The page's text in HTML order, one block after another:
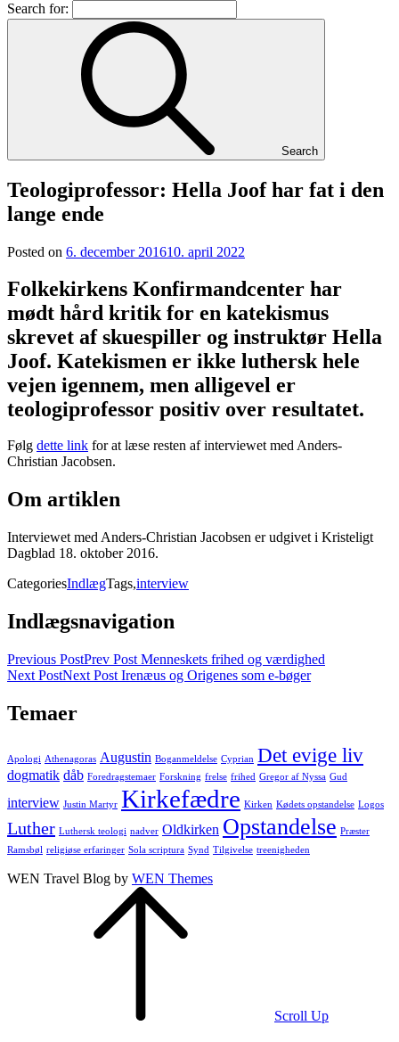
Search for:
Search
Teologiprofessor: Hella Joof har fat i den
lange ende
Posted on 6. december 201610. april 2022
Folkekirkens Konfirmandcenter har
mødt hård kritik for en katekismus
skrevet af skuespiller og instruktør Hella
Joof. Katekismen er ikke luthersk hele
vejen igennem, men alligevel er
teologiprofessor positiv over resultatet.
Følg dette link for at læse resten af interviewet med Anders-
Christian Jacobsen.
Om artiklen
Interviewet med Anders-Christian Jacobsen er udgivet i Kristeligt
Dagblad 18. oktober 2016.
CategoriesIndlægTags,interview
Indlægsnavigation
Previous PostPrev Post Menneskets frihed og værdighed
Next PostNext Post Irenæus og Origenes som e-bøger
Temaer
Apologi Athenagoras Augustin Boganmeldelse Cyprian Det evige liv
dogmatik dåb Foredragstemaer Forskning frelse frihed Gregor af Nyssa Gud
interview Justin Martyr Kirkefædre Kirken Kødets opstandelse Logos
Luther Luthersk teologi nadver Oldkirken Opstandelse Præster
Ramsbøl religiøse erfaringer Sola scriptura Synd Tilgivelse treenigheden
WEN Travel Blog by WEN Themes
Scroll Up